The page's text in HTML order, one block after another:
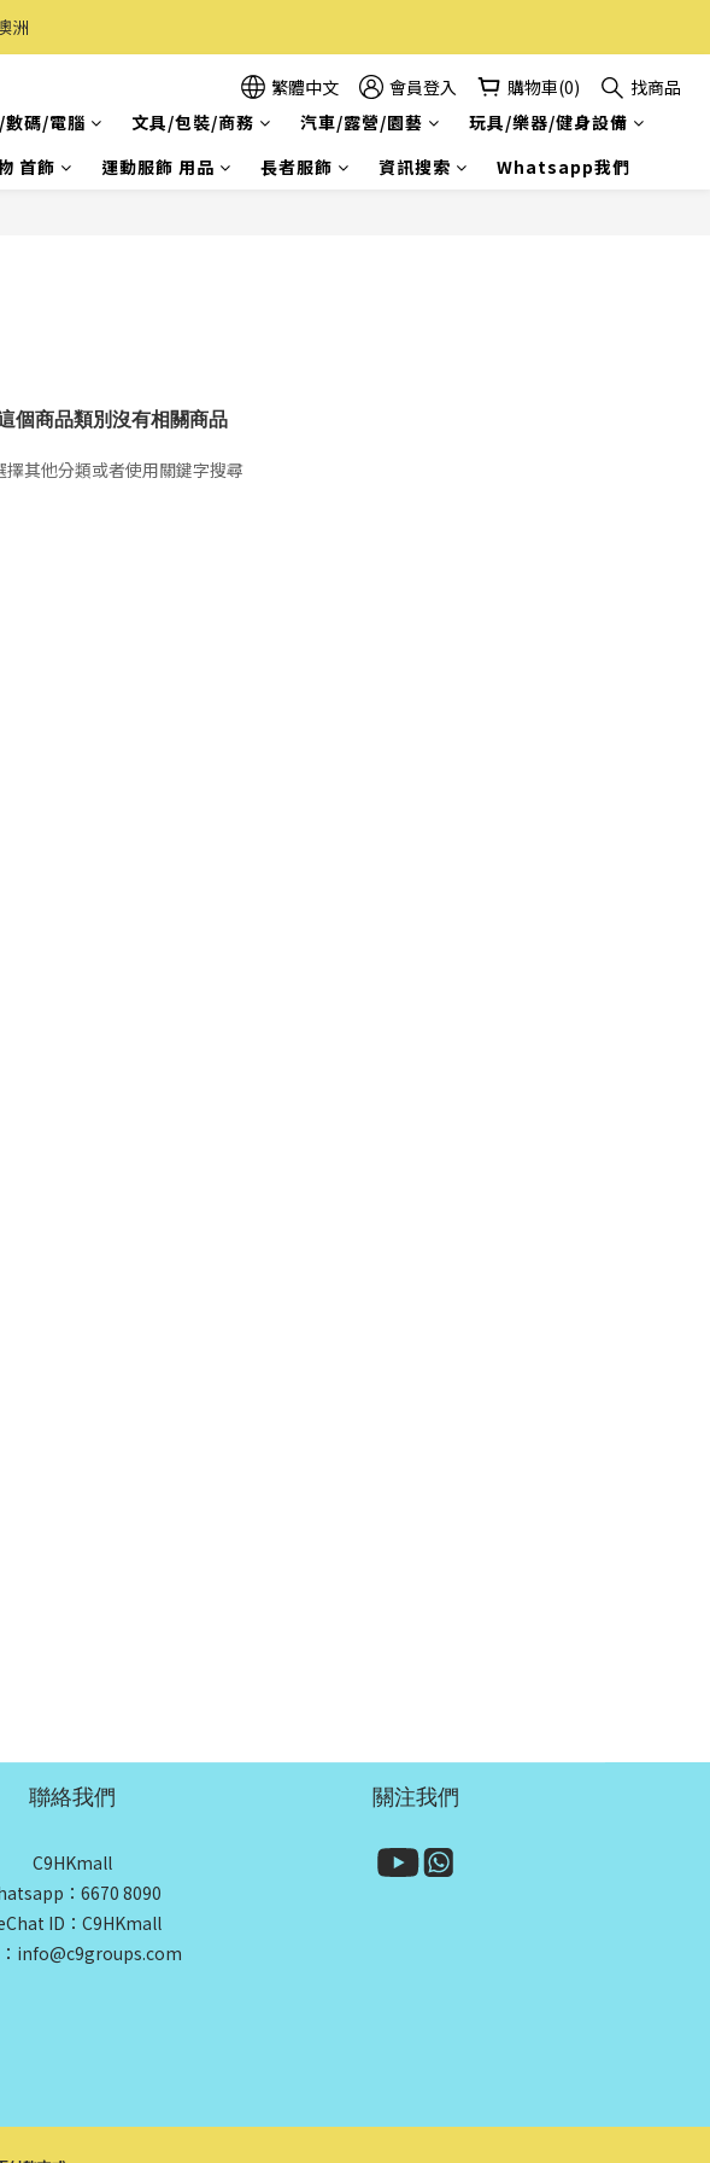
地)
洲
繁體中文 會員登入 購物車(0)
找商品
數碼/電腦 文具/包裝/商務 汽車/露營/園藝
玩具/樂器/健身設備
首飾 運動服飾 用品 長者服飾 資訊搜索 Whatsapp我們
個商品類別沒有相關商品
擇其他分類或者使用關鍵字搜尋
聯絡我們
C9HKmall
：6670 8090
ID：C9HKmall
info@c9groups.com
關注我們